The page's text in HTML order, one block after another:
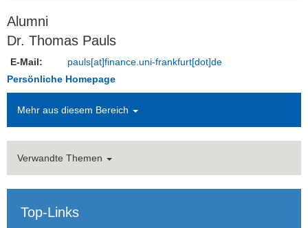
Lehrbeauftragte
Techn.-admin. Mitarbeiter*innen
Empfehlungsschreiben
Forschung
Alumni
Dr. Thomas Pauls
E-Mail:
pauls[at]finance.uni-frankfurt[dot]de
Persönliche Homepage
Mehr aus diesem Bereich
Verwandte Themen
Top-Links